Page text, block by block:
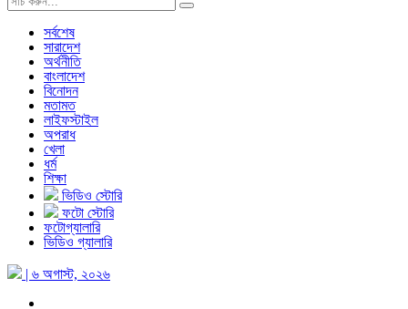
সর্বশেষ
সারাদেশ
অর্থনীতি
বাংলাদেশ
বিনোদন
মতামত
লাইফস্টাইল
অপরাধ
খেলা
ধর্ম
শিক্ষা
ভিডিও স্টোরি
ফটো স্টোরি
ফটোগ্যালারি
ভিডিও গ্যালারি
| ৬ অগাস্ট, ২০২৬